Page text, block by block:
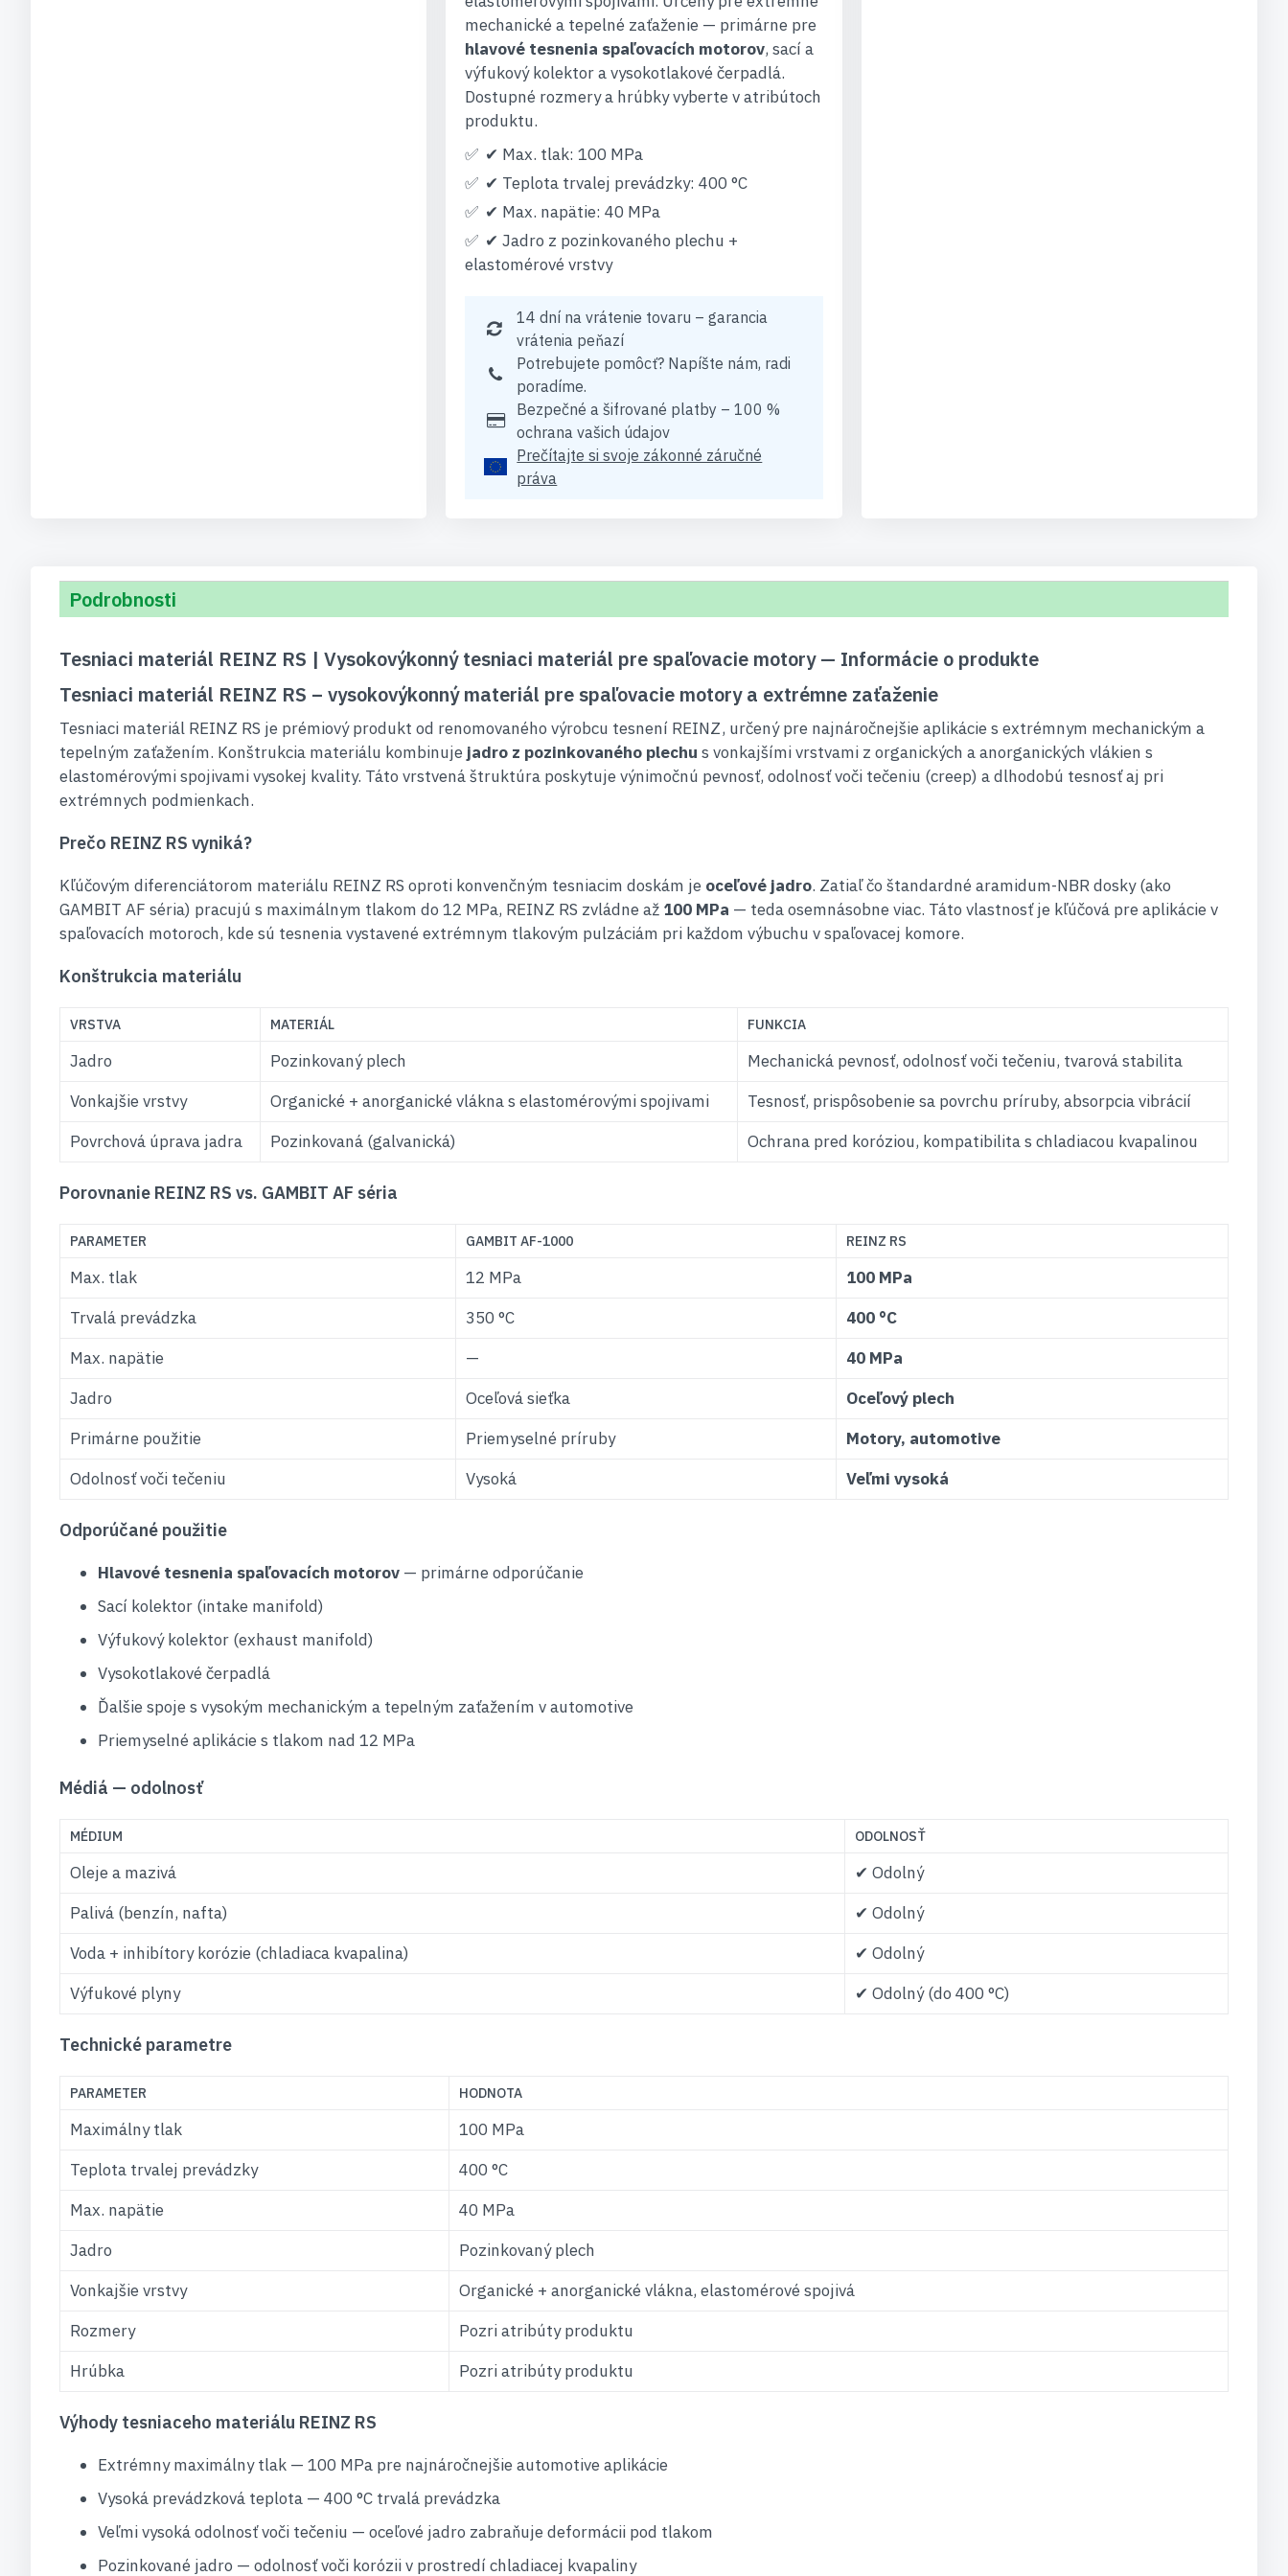
mechanické a tepelné zaťaženie — primárne pre
hlavové tesnenia spaľovacích motorov, sací a
výfukový kolektor a vysokotlakové čerpadlá.
Dostupné rozmery a hrúbky vyberte v atribútoch
produktu.
✔ Max. tlak: 100 MPa
✔ Teplota trvalej prevádzky: 400 °C
✔ Max. napätie: 40 MPa
✔ Jadro z pozinkovaného plechu +
elastomérové vrstvy
14 dní na vrátenie tovaru – garancia
vrátenia peňazí
Potrebujete pomôcť? Napíšte nám, radi
poradíme.
Bezpečné a šifrované platby – 100 %
ochrana vašich údajov
Prečítajte si svoje zákonné záručné
práva
Podrobnosti
Tesniaci materiál REINZ RS | Vysokovýkonný tesniaci materiál pre spaľovacie motory — Informácie o produkte
Tesniaci materiál REINZ RS – vysokovýkonný materiál pre spaľovacie motory a extrémne zaťaženie
Tesniaci materiál REINZ RS je prémiový produkt od renomovaného výrobcu tesnení REINZ, určený pre najnáročnejšie aplikácie s extrémnym mechanickým a
tepelným zaťažením. Konštrukcia materiálu kombinuje jadro z pozinkovaného plechu s vonkajšími vrstvami z organických a anorganických vlákien s
elastomérovými spojivami vysokej kvality. Táto vrstvená štruktúra poskytuje výnimočnú pevnosť, odolnosť voči tečeniu (creep) a dlhodobú tesnosť aj pri
extrémnych podmienkach.
Prečo REINZ RS vyniká?
Kľúčovým diferenciátorom materiálu REINZ RS oproti konvenčným tesniacim doskám je oceľové jadro. Zatiaľ čo štandardné aramidum-NBR dosky (ako
GAMBIT AF séria) pracujú s maximálnym tlakom do 12 MPa, REINZ RS zvládne až 100 MPa — teda osemnásobne viac. Táto vlastnosť je kľúčová pre aplikácie v
spaľovacích motoroch, kde sú tesnenia vystavené extrémnym tlakovým pulzáciám pri každom výbuchu v spaľovacej komore.
Konštrukcia materiálu
VRSTVA MATERIÁL FUNKCIA
Jadro Pozinkovaný plech
Mechanická pevnosť, odolnosť voči tečeniu, tvarová stabilita
Vonkajšie vrstvy
Organické + anorganické vlákna s elastomérovými spojivami
Tesnosť, prispôsobenie sa povrchu príruby, absorpcia vibrácií
Povrchová úprava jadra
Pozinkovaná (galvanická) Ochrana pred koróziou, kompatibilita s chladiacou kvapalinou
Porovnanie REINZ RS vs. GAMBIT AF séria
PARAMETER GAMBIT AF-1000 REINZ RS
Max. tlak 12 MPa
100 MPa
Trvalá prevádzka
350 °C
400 °C
Max. napätie
—
40 MPa
Jadro
Oceľová sieťka
Oceľový plech
Primárne použitie
Priemyselné príruby
Motory, automotive
Odolnosť voči tečeniu
Vysoká Veľmi vysoká
Odporúčané použitie
Hlavové tesnenia spaľovacích motorov — primárne odporúčanie
Sací kolektor (intake manifold)
Výfukový kolektor (exhaust manifold)
Vysokotlakové čerpadlá
Ďalšie spoje s vysokým mechanickým a tepelným zaťažením v automotive
Priemyselné aplikácie s tlakom nad 12 MPa
Médiá — odolnosť
MÉDIUM ODOLNOSŤ
Oleje a mazivá
✔ Odolný
Palivá (benzín, nafta)
✔ Odolný
Voda + inhibítory korózie (chladiaca kvapalina)
✔ Odolný
Výfukové plyny
✔ Odolný (do 400 °C)
Technické parametre
PARAMETER HODNOTA
Maximálny tlak
100 MPa
Teplota trvalej prevádzky
400 °C
Max. napätie
40 MPa
Jadro
Pozinkovaný plech
Vonkajšie vrstvy
Organické + anorganické vlákna, elastomérové spojivá
Rozmery
Pozri atribúty produktu
Hrúbka
Pozri atribúty produktu
Výhody tesniaceho materiálu REINZ RS
Extrémny maximálny tlak — 100 MPa pre najnáročnejšie automotive aplikácie
Vysoká prevádzková teplota — 400 °C trvalá prevádzka
Veľmi vysoká odolnosť voči tečeniu — oceľové jadro zabraňuje deformácii pod tlakom
Pozinkované jadro — odolnosť voči korózii v prostredí chladiacej kvapaliny